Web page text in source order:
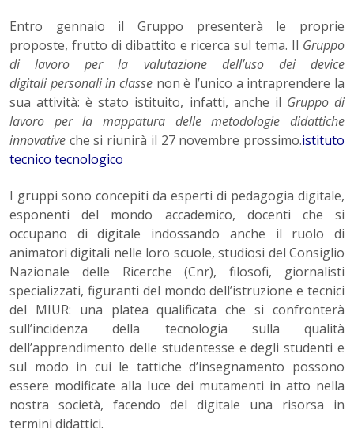
Entro gennaio il Gruppo presenterà le proprie
proposte, frutto di dibattito e ricerca sul tema. Il Gruppo
di lavoro per la valutazione dell’uso dei device
digitali personali in classe non è l’unico a intraprendere la
sua attività: è stato istituito, infatti, anche il Gruppo di
lavoro per la mappatura delle metodologie didattiche
innovative che si riunirà il 27 novembre prossimo.istituto
tecnico tecnologico
I gruppi sono concepiti da esperti di pedagogia digitale,
esponenti del mondo accademico, docenti che si
occupano di digitale indossando anche il ruolo di
animatori digitali nelle loro scuole, studiosi del Consiglio
Nazionale delle Ricerche (Cnr), filosofi, giornalisti
specializzati, figuranti del mondo dell’istruzione e tecnici
del MIUR: una platea qualificata che si confronterà
sull’incidenza della tecnologia sulla qualità
dell’apprendimento delle studentesse e degli studenti e
sul modo in cui le tattiche d’insegnamento possono
essere modificate alla luce dei mutamenti in atto nella
nostra società, facendo del digitale una risorsa in
termini didattici.